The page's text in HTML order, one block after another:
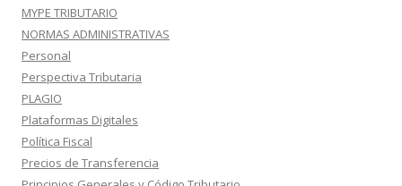
MYPE TRIBUTARIO
NORMAS ADMINISTRATIVAS
Personal
Perspectiva Tributaria
PLAGIO
Plataformas Digitales
Política Fiscal
Precios de Transferencia